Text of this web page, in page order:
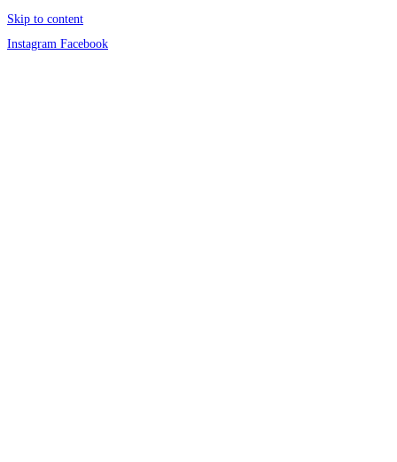
Skip to content
Instagram Facebook